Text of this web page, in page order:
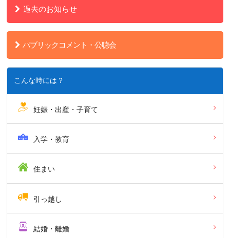
過去のお知らせ
パブリックコメント・公聴会
こんな時には？
妊娠・出産・子育て
入学・教育
住まい
引っ越し
結婚・離婚